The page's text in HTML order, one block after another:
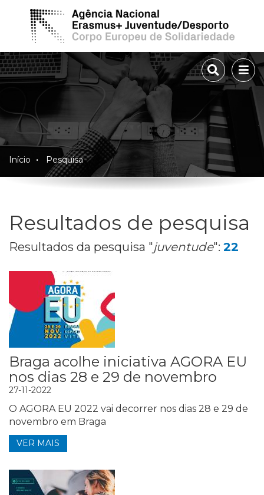
TOGGLE
Início Pesquisa
Resultados de pesquisa
Resultados da pesquisa "juventude": 22
Braga acolhe iniciativa AGORA EU
nos dias 28 e 29 de novembro
27-11-2022
O AGORA EU 2022 vai decorrer nos dias 28 e 29 de
novembro em Braga
VER MAIS